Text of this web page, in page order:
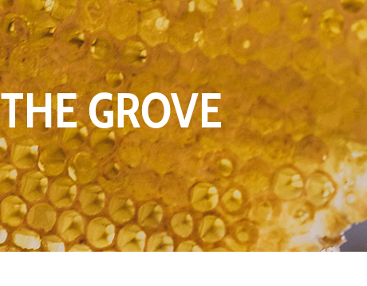
SHOP NOW
HOW IT WORKS
OUR PRODUCTS
OUR LOCATION
THE GROVE